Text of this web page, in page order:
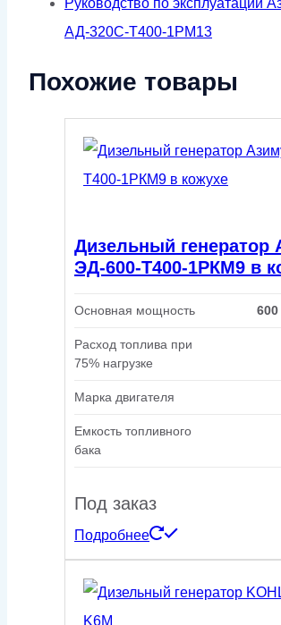
Руководство по эксплуатации
АД-320С-Т400-1РМ13
Похожие товары
Дизельный генератор
ЭД-600-Т400-1РКМ9 в
Основная мощность
Расход топлива при
75% нагрузке
Марка двигателя
Емкость топливного
бака
Под заказ
Подробнее